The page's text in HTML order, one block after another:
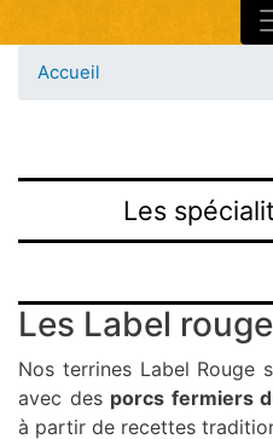
Accueil
Les
Les Label rouge
Nos terrines Label Rouge
avec des porcs fermiers
à partir de recettes